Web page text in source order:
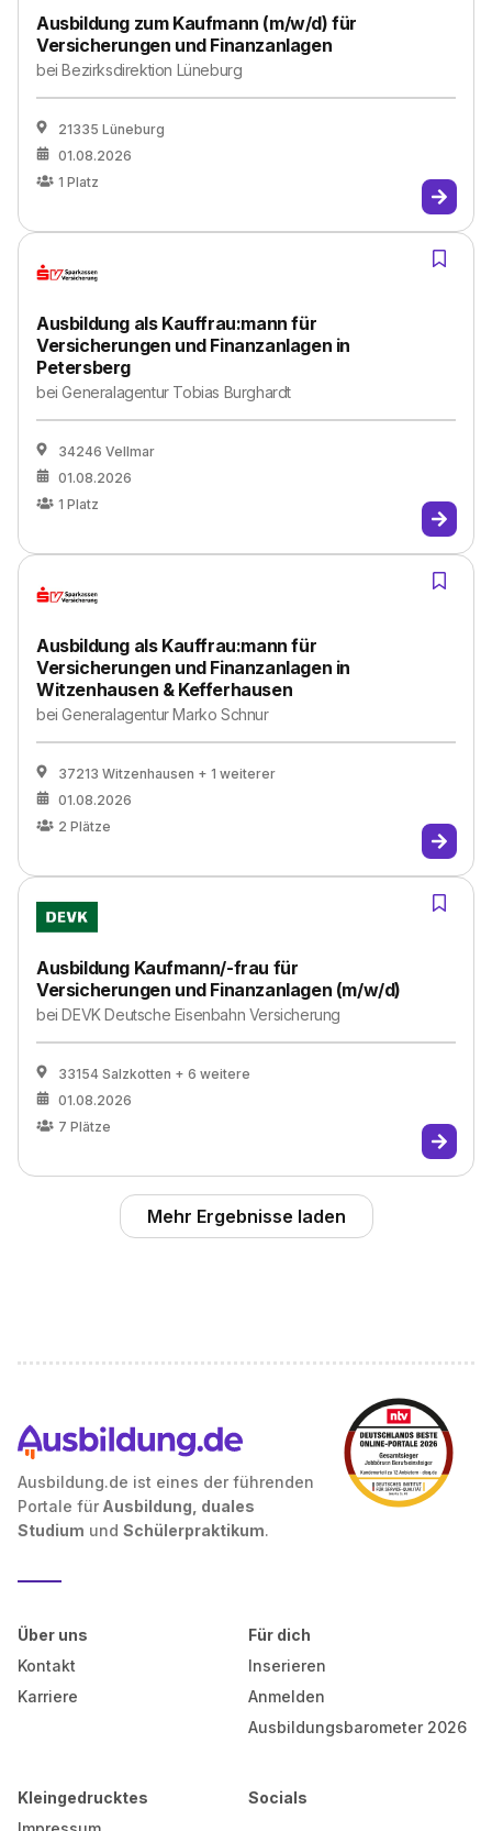
Ausbildung zum Kaufmann (m/w/d) für
Versicherungen und Finanzanlagen
beiBezirksdirektion Lüneburg
21335 Lüneburg
01.08.2026
1 Platz
Ausbildung als Kauffrau:mann für
Versicherungen und Finanzanlagen in
Petersberg
beiGeneralagentur Tobias Burghardt
34246 Vellmar
01.08.2026
1 Platz
Ausbildung als Kauffrau:mann für
Versicherungen und Finanzanlagen in
Witzenhausen & Kefferhausen
beiGeneralagentur Marko Schnur
37213 Witzenhausen + 1 weiterer
01.08.2026
2 Plätze
Ausbildung Kaufmann/-frau für
Versicherungen und Finanzanlagen (m/w/d)
beiDEVK Deutsche Eisenbahn Versicherung
33154 Salzkotten + 6 weitere
01.08.2026
7 Plätze
Mehr Ergebnisse laden
Ausbildung.de ist eines der führenden
Portale für Ausbildung, duales
Studium und Schülerpraktikum.
Über uns
Kontakt
Karriere
Für dich
Inserieren
Anmelden
Ausbildungsbarometer 2026
Kleingedrucktes
Socials